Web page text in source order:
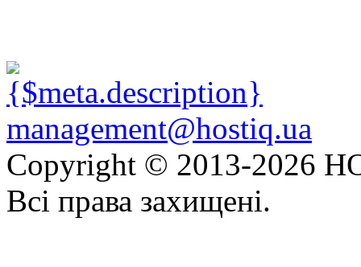
management@hostiq.ua
Copyright © 2013-2026
Всі права захищені.